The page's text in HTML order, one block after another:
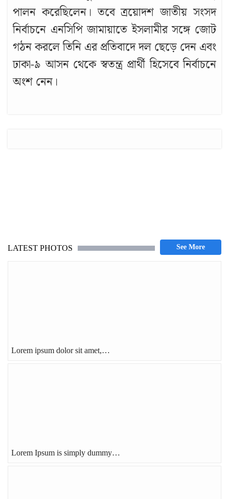
পালন করেছিলেন। তবে ত্রয়োদশ জাতীয় সংসদ
নির্বাচনে এনসিপি জামায়াতে ইসলামীর সঙ্গে জোট
গঠন করলে তিনি এর প্রতিবাদে দল ছেড়ে দেন এবং
ঢাকা-৯ আসন থেকে স্বতন্ত্র প্রার্থী হিসেবে নির্বাচনে
অংশ নেন।
LATEST PHOTOS
Lorem ipsum dolor sit amet,…
Lorem Ipsum is simply dummy…